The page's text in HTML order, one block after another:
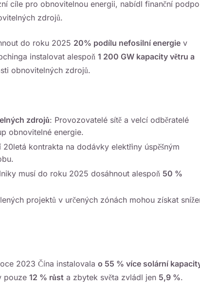
cíle pro obnovitelnou energii, nabídl finanční
zdrojů.
do roku 2025 20% podílu nefosilní energie v
instalovat alespoň 1 200 GW kapacity větru a
obnovitelných zdrojů.
zdrojů: Provozovatelé sítě a velcí odběratelé
obnovitelné energie.
20letá kontrakta na dodávky elektřiny úspěšným
musí do roku 2025 dosáhnout alespoň 50 %
projektů v určených zónách mohou získat
2023 Čína instalovala o 55 % více solární
pouze 12 % růst a zbytek světa zvládl jen 5,9 %.